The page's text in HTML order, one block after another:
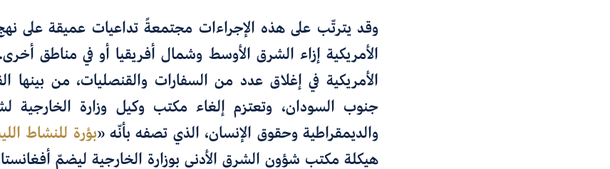
وقد يترتّب على هذه الإجراءات مجتمعةً تداعيات عميقة على
الأمريكية إزاء الشرق الأوسط وشمال أفريقيا أو في مناطق أخرى.
الأمريكية في إغلاق عدد من السفارات والقنصليات، من بينها
جنوب السودان، وتعتزم إلغاء مكتب وكيل وزارة الخارجية
والديمقراطية وحقوق الإنسان، الذي تصفه بأنّه«بؤرة للنشاط
هيكلة مكتب شؤون الشرق الأدنى بوزارة الخارجية ليضمّ